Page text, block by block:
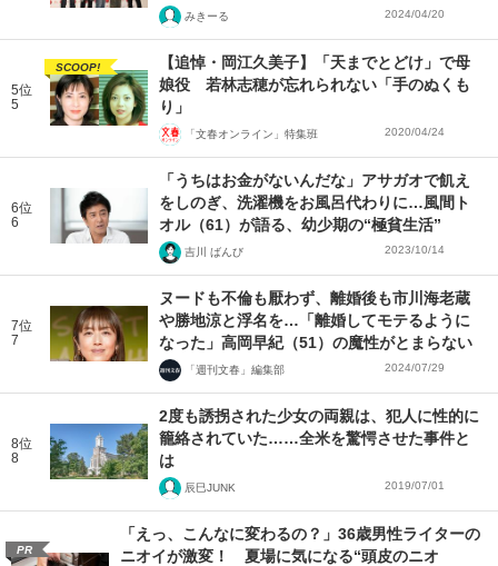
みきーる 2024/04/20
5位
5
SCOOP!
【追悼・岡江久美子】「天までとどけ」で母
娘役 若林志穂が忘れられない「手のぬくも
り」
「文春オンライン」特集班 2020/04/24
6位
6
「うちはお金がないんだな」アサガオで飢え
をしのぎ、洗濯機をお風呂代わりに…風間ト
オル（61）が語る、幼少期の“極貧生活”
吉川 ばんび 2023/10/14
7位
7
ヌードも不倫も厭わず、離婚後も市川海老蔵
や勝地涼と浮名を…「離婚してモテるように
なった」高岡早紀（51）の魔性がとまらない
「週刊文春」編集部 2024/07/29
8位
8
2度も誘拐された少女の両親は、犯人に性的に
籠絡されていた……全米を驚愕させた事件と
は
辰巳JUNK 2019/07/01
PR
「えっ、こんなに変わるの？」36歳男性ライターの
ニオイが激変！ 夏場に気になる“頭皮のニオ